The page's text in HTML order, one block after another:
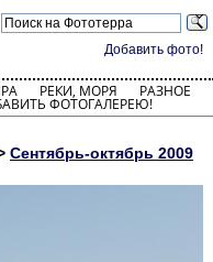
Добавить фото!
РЕКИ, МОРЯ РАЗНОЕ
ФОТОГАЛЕРЕЮ!
Сентябрь-октябрь 2009